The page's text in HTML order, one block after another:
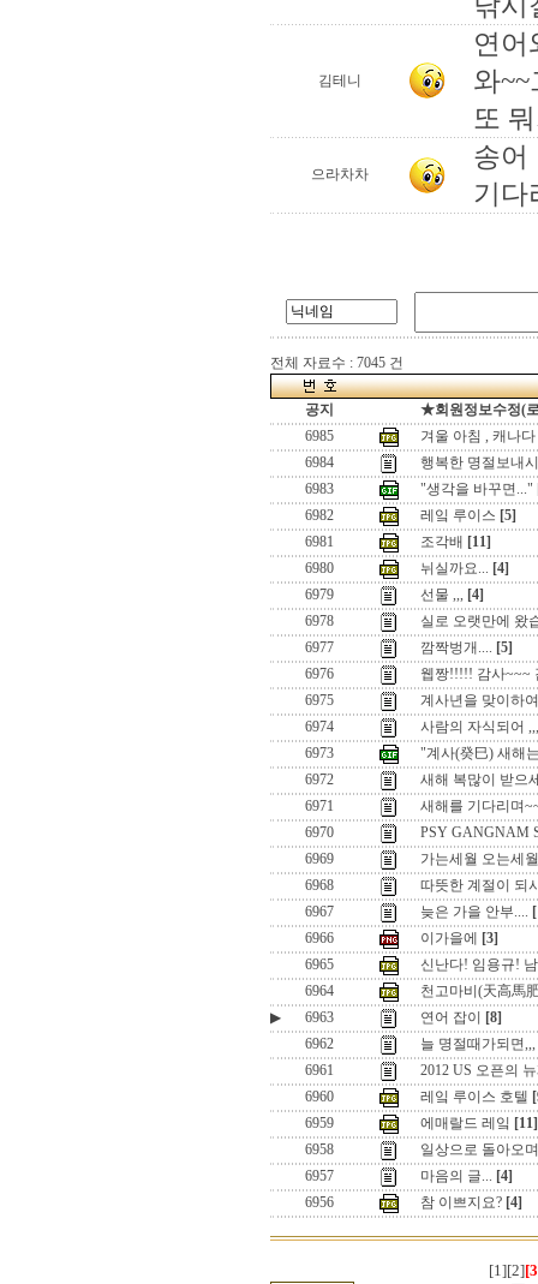
김테니
연어
와
또
으라차차
송어
기다
전체 자료수 : 7045 건
공지
★회원정보수정(
6985
겨울 아침 , 캐나
6984
행복한 명절보내
6983
"생각을 바꾸면..."
6982
레잌 루이스 [5]
6981
조각배 [11]
6980
뉘실까요... [4]
6979
선물 ,,, [4]
6978
실로 오랫만에 왔
6977
깜짝벙개.... [5]
6976
웹짱!!!!! 감사~~~
6975
계사년을 맞이하여
6974
사람의 자식되어
6973
"계사(癸巳) 새해
6972
새해 복많이 받으
6971
새해를 기다리며
6970
PSY GANGNAM
6969
가는세월 오는세
6968
따뜻한 계절이 되
6967
늦은 가을 안부....
6966
이가을에
[3]
6965
신난다! 임용규!
6964
천고마비(天高馬
▶
6963 연어 잡이
[8]
6962
늘 명절때가되면,,,
6961
2012 US 오픈의
6960
레잌 루이스 호텔
6959
에매랄드 레잌 [11]
6958
일상으로 돌아오
6957
마음의 글... [4]
6956
참 이쁘지요? [4]
[1][2]